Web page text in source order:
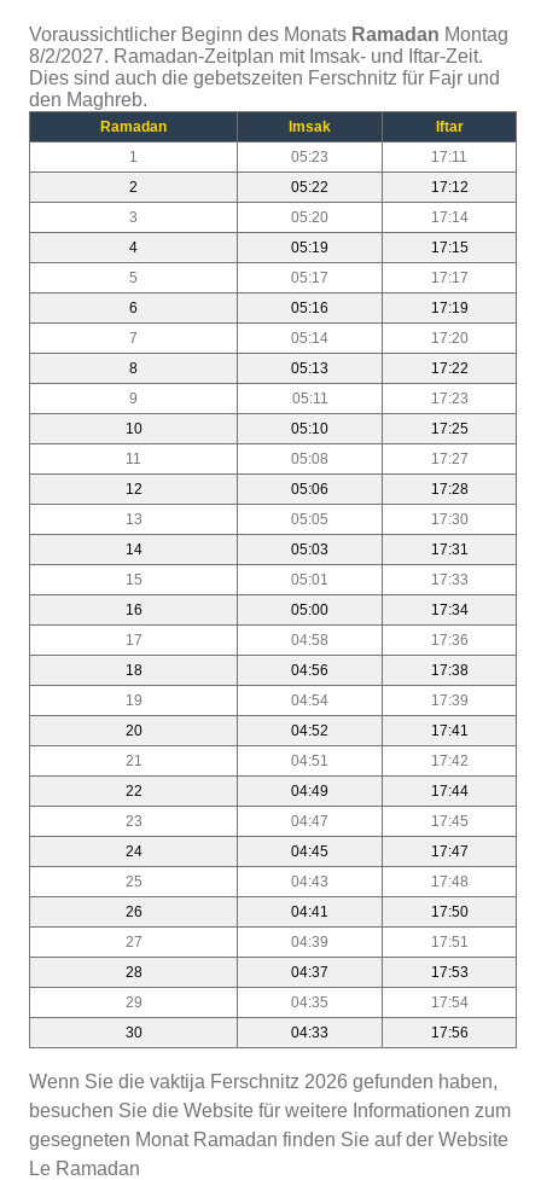
Voraussichtlicher Beginn des Monats Ramadan Montag
8/2/2027. Ramadan-Zeitplan mit Imsak- und Iftar-Zeit.
Dies sind auch die gebetszeiten Ferschnitz für Fajr und
den Maghreb.
Ramadan Imsak
Iftar
1
05:23
17:11
2
05:22
17:12
3
05:20
17:14
4
05:19
17:15
5
05:17
17:17
6
05:16
17:19
7
05:14
17:20
8
05:13
17:22
9
05:11
17:23
10
05:10
17:25
11
05:08
17:27
12
05:06
17:28
13
05:05
17:30
14
05:03
17:31
15
05:01
17:33
16
05:00
17:34
17
04:58
17:36
18
04:56
17:38
19
04:54
17:39
20
04:52
17:41
21
04:51
17:42
22
04:49
17:44
23
04:47
17:45
24
04:45
17:47
25
04:43
17:48
26
04:41
17:50
27
04:39
17:51
28
04:37
17:53
29
04:35
17:54
30
04:33 17:56
Wenn Sie die vaktija Ferschnitz 2026 gefunden haben,
besuchen Sie die Website für weitere Informationen zum
gesegneten Monat Ramadan finden Sie auf der Website
Le Ramadan